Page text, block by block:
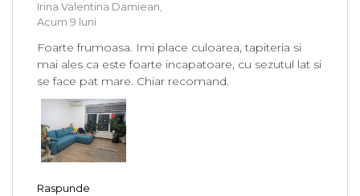
Irina Valentina Damiean,
Acum 9 luni
Foarte frumoasa. Imi place culoarea, tapiteria si
mai ales ca este foarte incapatoare, cu sezutul lat si
se face pat mare. Chiar recomand.
Raspunde